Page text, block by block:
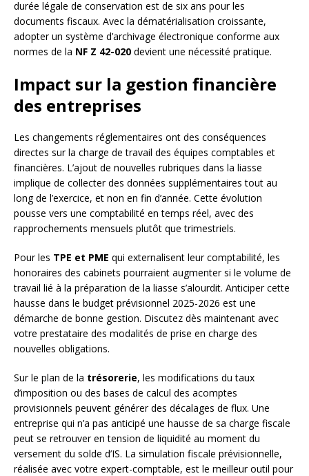
durée légale de conservation est de six ans pour les
documents fiscaux. Avec la dématérialisation croissante,
adopter un système d’archivage électronique conforme aux
normes de la NF Z 42-020 devient une nécessité pratique.
Impact sur la gestion financière
des entreprises
Les changements réglementaires ont des conséquences
directes sur la charge de travail des équipes comptables et
financières. L’ajout de nouvelles rubriques dans la liasse
implique de collecter des données supplémentaires tout au
long de l’exercice, et non en fin d’année. Cette évolution
pousse vers une comptabilité en temps réel, avec des
rapprochements mensuels plutôt que trimestriels.
Pour les TPE et PME qui externalisent leur comptabilité, les
honoraires des cabinets pourraient augmenter si le volume de
travail lié à la préparation de la liasse s’alourdit. Anticiper cette
hausse dans le budget prévisionnel 2025-2026 est une
démarche de bonne gestion. Discutez dès maintenant avec
votre prestataire des modalités de prise en charge des
nouvelles obligations.
Sur le plan de la trésorerie, les modifications du taux
d’imposition ou des bases de calcul des acomptes
provisionnels peuvent générer des décalages de flux. Une
entreprise qui n’a pas anticipé une hausse de sa charge fiscale
peut se retrouver en tension de liquidité au moment du
versement du solde d’IS. La simulation fiscale prévisionnelle,
réalisée avec votre expert-comptable, est le meilleur outil pour